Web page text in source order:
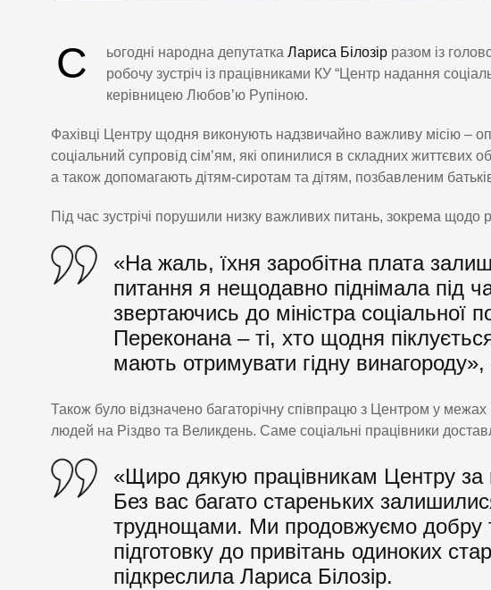
С ьогодні народна депутатка Лариса Білозір разом із
робочу зустріч із працівниками КУ “Центр надання
керівницею Любов’ю Рупіною.
Фахівці Центру щодня виконують надзвичайно важливу місію –
соціальний супровід сім’ям, які опинилися в складних життєвих
а також допомагають дітям-сиротам та дітям, позбавленим
Під час зустрічі порушили низку важливих питань, зокрема щодо
«На жаль, їхня заробітна плата
питання я нещодавно піднімала під
звертаючись до міністра соціальної
Переконана – ті, хто щодня
мають отримувати гідну
Також було відзначено багаторічну співпрацю з Центром у межах
людей на Різдво та Великдень. Саме соціальні працівники
«Щиро дякую працівникам Центру
Без вас багато стареньких
труднощами. Ми продовжуємо
підготовку до привітань одиноких
підкреслила Лариса Білозір.